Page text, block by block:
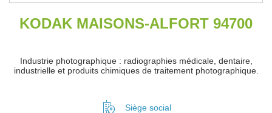
KODAK MAISONS-ALFORT 94700
Industrie photographique : radiographies médicale, dentaire,
industrielle et produits chimiques de traitement photographique.
Siège social